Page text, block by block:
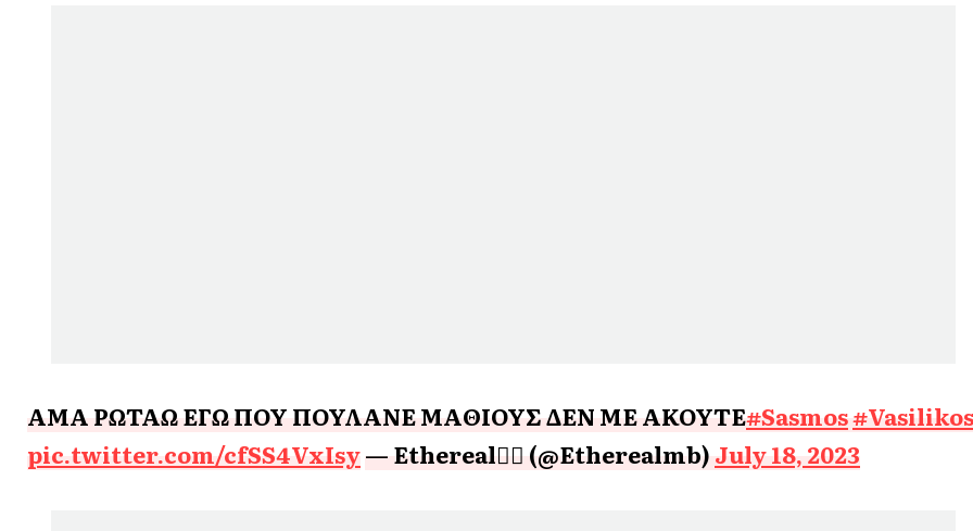
ΑΜΑ ΡΩΤΑΩ ΕΓΩ ΠΟΥ ΠΟΥΛΑΝΕ ΜΑΘΙΟΥΣ ΔΕΝ ΜΕ ΑΚΟΥΤΕ#Sasmos#Vasilikos
pic.twitter.com/cfSS4VxIsy— Ethereal❤️‍🔥 (@Etherealmb)July 18, 2023